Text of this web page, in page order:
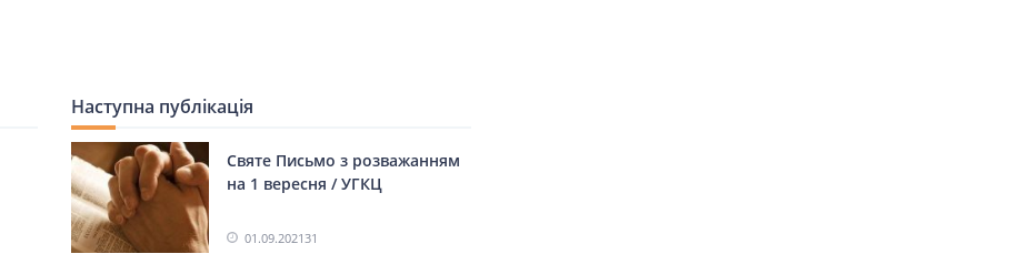
Наступна публікація
Святе Письмо з розважанням
на 1 вересня / УГКЦ
01.09.202131